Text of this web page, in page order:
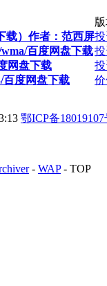
载）作者：范西屏
百度网盘下载
网盘下载
百度网盘下载
鄂ICP备18019107
- WAP- TOP